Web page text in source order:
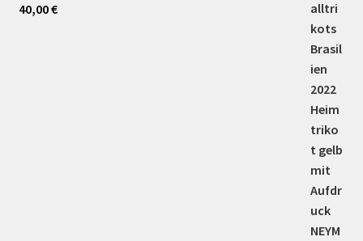
Bewertet mit
40,00€